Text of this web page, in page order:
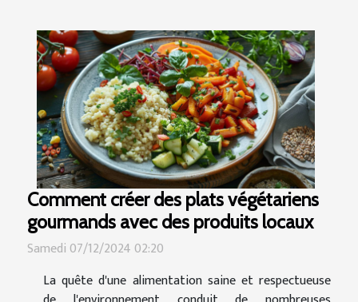
Comment créer des plats végétariens
gourmands avec des produits locaux
Samedi 07/12/2024 02:20
La quête d'une alimentation saine et respectueuse